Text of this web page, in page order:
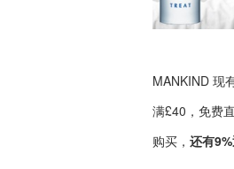
MANKIND 现
满£40，免费
购买， 还有9%